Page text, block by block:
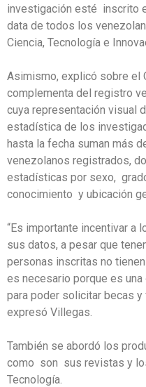
investigación esté inscrito
data de todos los
Ciencia, Tecnología e
Asimismo, explicó sobre el
complementa del registro
cuya representación visual
estadística de los
hasta la fecha suman más
venezolanos registrados,
estadísticas por sexo,
conocimiento y ubicación
“Es importante incentivar a
sus datos, a pesar que
personas inscritas no
es necesario porque es
para poder solicitar becas
expresó Villegas.
También se abordó los
como son sus revistas y
Tecnología.